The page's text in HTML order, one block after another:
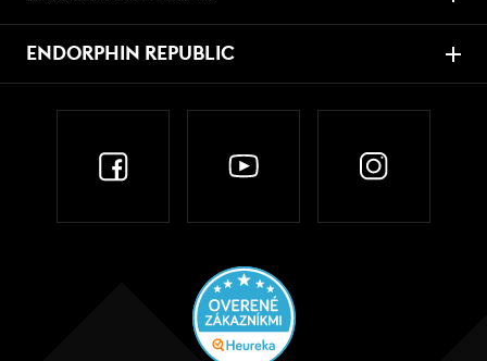
ENDORPHIN REPUBLIC